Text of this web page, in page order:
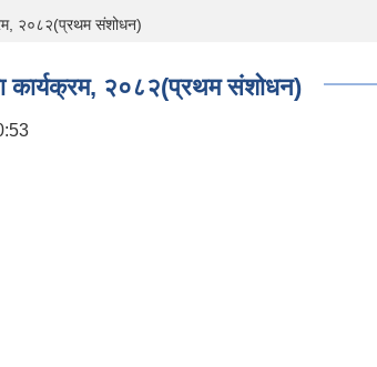
२०८२(प्रथम संशोधन)
कार्यक्रम, २०८२(प्रथम संशोधन)